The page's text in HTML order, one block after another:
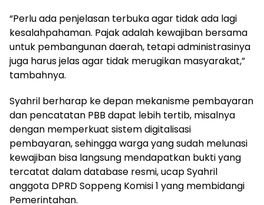
“Perlu ada penjelasan terbuka agar tidak ada lagi
kesalahpahaman. Pajak adalah kewajiban bersama
untuk pembangunan daerah, tetapi administrasinya
juga harus jelas agar tidak merugikan masyarakat,”
tambahnya.
Syahril berharap ke depan mekanisme pembayaran
dan pencatatan PBB dapat lebih tertib, misalnya
dengan memperkuat sistem digitalisasi
pembayaran, sehingga warga yang sudah melunasi
kewajiban bisa langsung mendapatkan bukti yang
tercatat dalam database resmi, ucap Syahril
anggota DPRD Soppeng Komisi 1 yang membidangi
Pemerintahan.